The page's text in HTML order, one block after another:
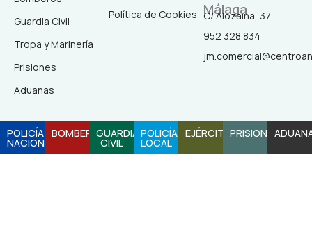
b
o
o
k
-
a
g
a
m
o u
Guardia Civil
Tropa y Marinería
Prisiones
Aduanas
Política de Cookies Málaga
C/ Alozaina, 37
952 328 834
POLICÍA
NACIONAL
BOMBEROSGUARDIA
CIVIL
POLICÍA
LOCAL
EJÉRCITOPRISIONES